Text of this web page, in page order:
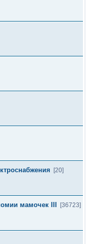
[20]
мамочек III
[36723]